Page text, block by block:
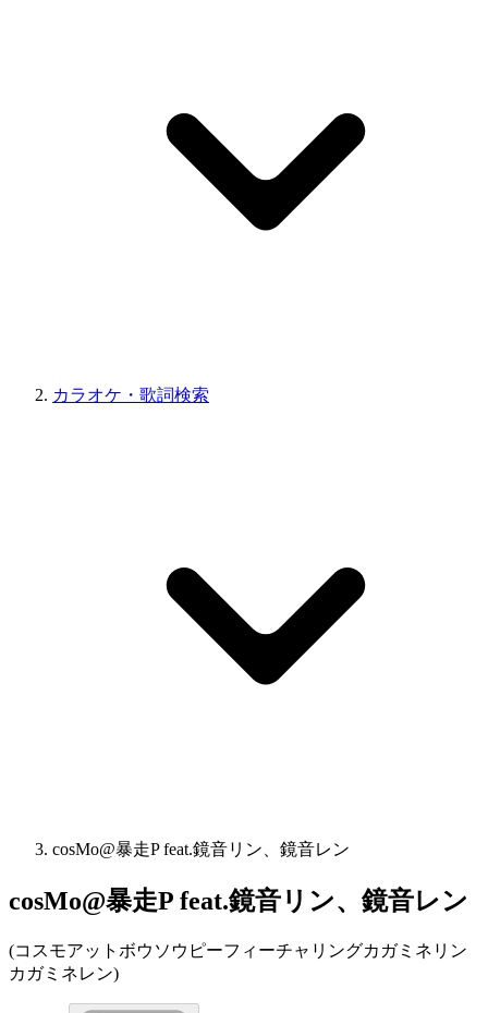
カラオケ・歌詞検索
cosMo@暴走P feat.鏡音リン、鏡音レン
cosMo@暴走P feat.鏡音リン、鏡音レン
(コスモアットボウソウピーフィーチャリングカガミネリン
カガミネレン)